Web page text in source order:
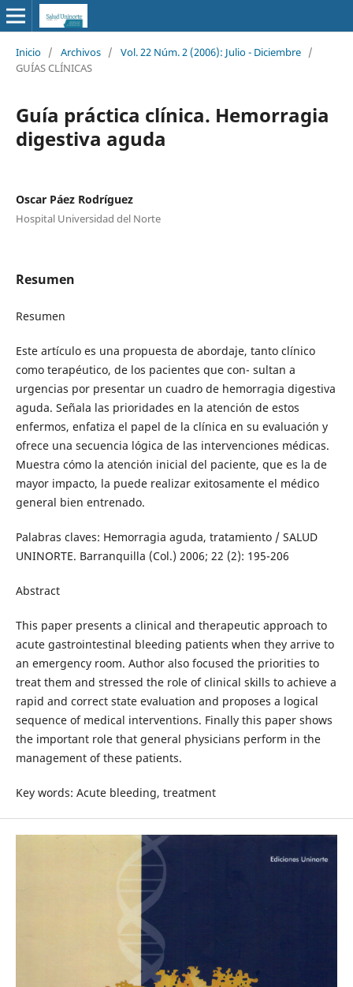
Inicio / Archivos / Vol. 22 Núm. 2 (2006): Julio - Diciembre /
GUÍAS CLÍNICAS
Guía práctica clínica. Hemorragia
digestiva aguda
Oscar Páez Rodríguez
Hospital Universidad del Norte
Resumen
Resumen
Este artículo es una propuesta de abordaje, tanto clínico
como terapéutico, de los pacientes que con- sultan a
urgencias por presentar un cuadro de hemorragia digestiva
aguda. Señala las prioridades en la atención de estos
enfermos, enfatiza el papel de la clínica en su evaluación y
ofrece una secuencia lógica de las intervenciones médicas.
Muestra cómo la atención inicial del paciente, que es la de
mayor impacto, la puede realizar exitosamente el médico
general bien entrenado.
Palabras claves: Hemorragia aguda, tratamiento / SALUD
UNINORTE. Barranquilla (Col.) 2006; 22 (2): 195-206
Abstract
This paper presents a clinical and therapeutic approach to
acute gastrointestinal bleeding patients when they arrive to
an emergency room. Author also focused the priorities to
treat them and stressed the role of clinical skills to achieve a
rapid and correct state evaluation and proposes a logical
sequence of medical interventions. Finally this paper shows
the important role that general physicians perform in the
management of these patients.
Key words: Acute bleeding, treatment